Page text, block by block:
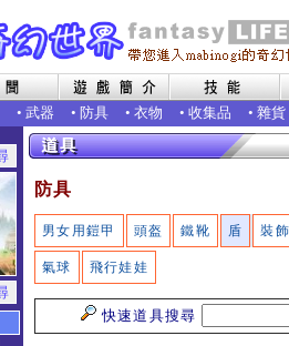
• 武器 • 防具 • 衣物 • 收集品 • 雜貨
防具
男女用鎧甲 頭盔 鐵靴 盾 裝
氣球 飛行娃娃
快速道具搜尋